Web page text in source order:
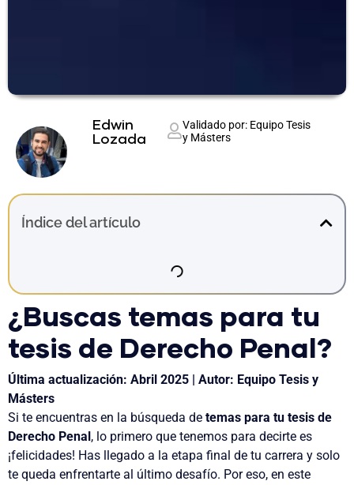
Edwin
Lozada
Validado por: Equipo Tesis
y Másters
Índice del artículo
¿Buscas temas para tu
tesis de Derecho Penal?
Última actualización: Abril 2025 | Autor: Equipo Tesis y
Másters
Si te encuentras en la búsqueda de temas para tu tesis de
Derecho Penal , lo primero que tenemos para decirte es
¡felicidades! Has llegado a la etapa final de tu carrera y solo
te queda enfrentarte al último desafío. Por eso, en este